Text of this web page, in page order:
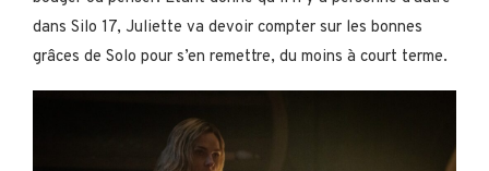
dans Silo 17, Juliette va devoir compter sur les bonnes
grâces de Solo pour s’en remettre, du moins à court terme.